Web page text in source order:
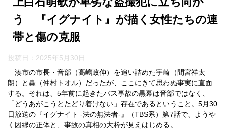
う 『イグナイト』が描く女性たちの連
帯と傷の克服
投稿日： 2025年5月30日
湊市の市長・音部（髙嶋政伸）を追い詰めた宇崎（間宮祥太
朗）と轟（仲村トオル）だったが、ここにきて思わぬ事実に直面
する。それは、5年前に起きたバス事故の黒幕は音部ではなく、
「どうあがこうとたどり着けない」存在であるということ。5月30
日放送の『イグナイト -法の無法者-』（TBS系）第7話で、ようや
く因縁の正体と、事故の真相の大枠が見えはじめる。